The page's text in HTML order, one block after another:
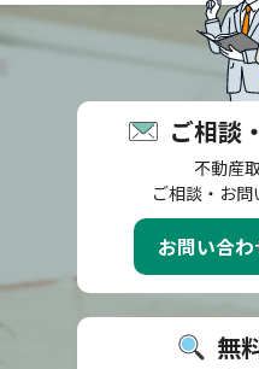
ご相談
不動産
ご相談・お
お問い合
無